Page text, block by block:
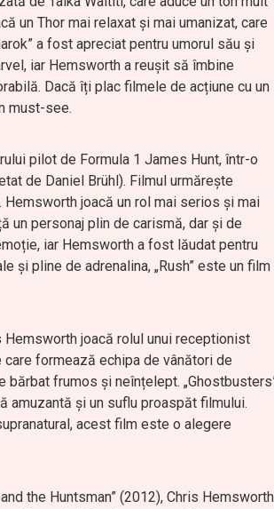
un Thor mai relaxat și mai umanizat, care
a fost apreciat pentru umorul său și
iar Hemsworth a reușit să îmbine
Dacă îți plac filmele de acțiune cu un
must-see.
pilot de Formula 1 James Hunt, într-o
de Daniel Brühl). Filmul urmărește
joacă un rol mai serios și mai
un personaj plin de carismă, dar și de
iar Hemsworth a fost lăudat pentru
și pline de adrenalina, „Rush” este un film
Hemsworth joacă rolul unui receptionist
formează echipa de vânători de
frumos și neînțelept.
amuzantă și un suflu proaspăt filmului.
acest film este o alegere
the Huntsman” (2012), Chris Hemsworth